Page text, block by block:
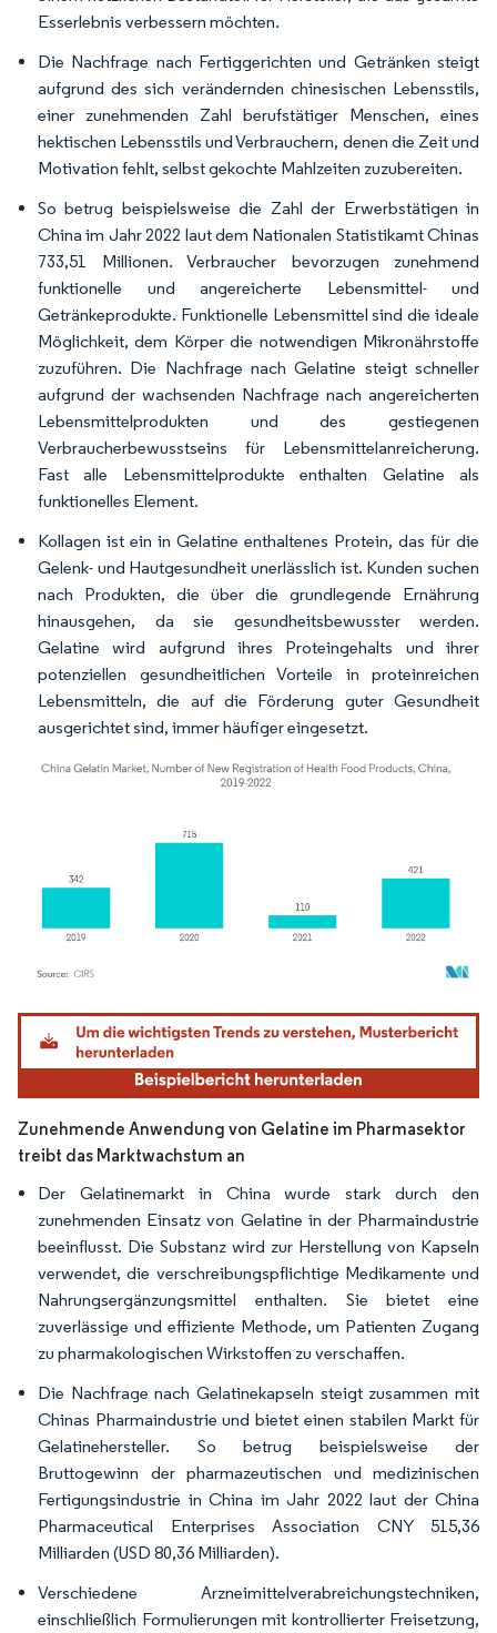
Esserlebnis verbessern möchten.
Die Nachfrage nach Fertiggerichten und Getränken steigt
aufgrund des sich verändernden chinesischen Lebensstils,
einer zunehmenden Zahl berufstätiger Menschen, eines
hektischen Lebensstils und Verbrauchern, denen die Zeit und
Motivation fehlt, selbst gekochte Mahlzeiten zuzubereiten.
So betrug beispielsweise die Zahl der Erwerbstätigen in
China im Jahr 2022 laut dem Nationalen Statistikamt Chinas
733,51 Millionen. Verbraucher bevorzugen zunehmend
funktionelle und angereicherte Lebensmittel- und
Getränkeprodukte. Funktionelle Lebensmittel sind die ideale
Möglichkeit, dem Körper die notwendigen Mikronährstoffe
zuzuführen. Die Nachfrage nach Gelatine steigt schneller
aufgrund der wachsenden Nachfrage nach angereicherten
Lebensmittelprodukten und des gestiegenen
Verbraucherbewusstseins für Lebensmittelanreicherung.
Fast alle Lebensmittelprodukte enthalten Gelatine als
funktionelles Element.
Kollagen ist ein in Gelatine enthaltenes Protein, das für die
Gelenk- und Hautgesundheit unerlässlich ist. Kunden suchen
nach Produkten, die über die grundlegende Ernährung
hinausgehen, da sie gesundheitsbewusster werden.
Gelatine wird aufgrund ihres Proteingehalts und ihrer
potenziellen gesundheitlichen Vorteile in proteinreichen
Lebensmitteln, die auf die Förderung guter Gesundheit
ausgerichtet sind, immer häufiger eingesetzt.
Bild © Mordor Intelligence. Wiederverwendung erfordert Namensnennung gemäß
Zunehmende Anwendung von Gelatine im Pharmasektor
treibt das Marktwachstum an
Der Gelatinemarkt in China wurde stark durch den
zunehmenden Einsatz von Gelatine in der Pharmaindustrie
beeinflusst. Die Substanz wird zur Herstellung von Kapseln
verwendet, die verschreibungspflichtige Medikamente und
Nahrungsergänzungsmittel enthalten. Sie bietet eine
zuverlässige und effiziente Methode, um Patienten Zugang
zu pharmakologischen Wirkstoffen zu verschaffen.
Die Nachfrage nach Gelatinekapseln steigt zusammen mit
Chinas Pharmaindustrie und bietet einen stabilen Markt für
Gelatinehersteller. So betrug beispielsweise der
Bruttogewinn der pharmazeutischen und medizinischen
Fertigungsindustrie in China im Jahr 2022 laut der China
Pharmaceutical Enterprises Association CNY 515,36
Milliarden (USD 80,36 Milliarden).
Verschiedene Arzneimittelverabreichungstechniken,
einschließlich Formulierungen mit kontrollierter Freisetzung,